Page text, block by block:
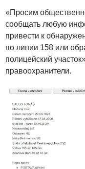
«Просим
сообщать любую
привести к
по линии 158 или
полицейский
правоохранители.